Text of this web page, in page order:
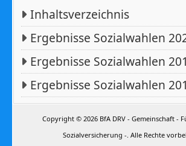
Copyright © 2026 BfA DRV - Gemeinschaft -
Sozialversicherung -. Alle Rechte
Inhaltsverzeichnis
Ergebnisse Sozialwahlen
Ergebnisse Sozialwahlen
Ergebnisse Sozialwahlen